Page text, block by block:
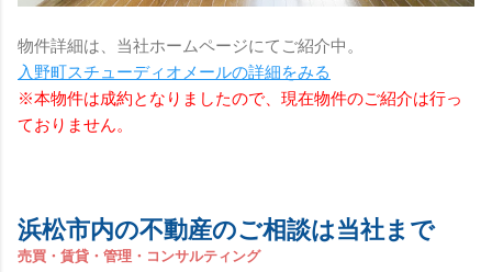
物件詳細は、当社ホームページにてご紹介中。
入野町スチューディオメールの詳細をみる
※本物件は成約となりましたので、現在物件のご紹介は行っ
ておりません。
浜松市内の不動産のご相談は当社まで
売買・賃貸・管理・コンサルティング